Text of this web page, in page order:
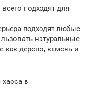
подходят для
подходят любые
натуральные
как дерево, камень и
в